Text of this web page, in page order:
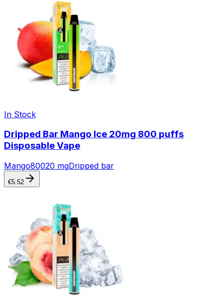
In Stock
Dripped Bar Mango Ice 20mg 800 puffs
Disposable Vape
Mango80020 mgDripped bar
€5.52